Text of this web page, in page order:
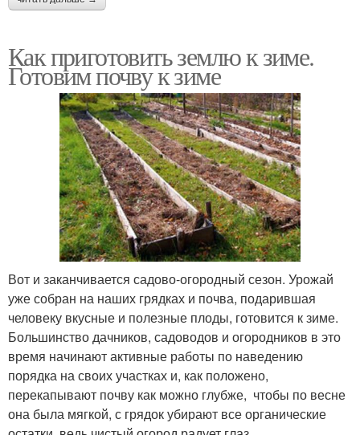
Как приготовить землю к зиме.
Готовим почву к зиме
Вот и заканчивается садово-огородный сезон. Урожай
уже собран на наших грядках и почва, подарившая
человеку вкусные и полезные плоды, готовится к зиме.
Большинство дачников, садоводов и огородников в это
время начинают активные работы по наведению
порядка на своих участках и, как положено,
перекапывают почву как можно глубже, чтобы по весне
она была мягкой, с грядок убирают все органические